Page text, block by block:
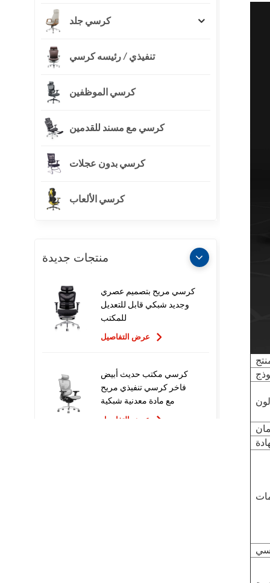
لون
كرسي جلد
تنفيذي / رئيسه كرسي
كرسي الموظفين
كرسي مع مسند للقدمين
كرسي بدون عجلات
كرسي الألعاب
منتجات جديدة
كرسي مريح بتصميم عصري
وجديد شبكي قابل للتعديل
للمكتب
كرسي مكتب حديث أبيض
فاخر كرسي تنفيذي مريح
مع مادة معدنية شبكية
للاستخدام المكتبي